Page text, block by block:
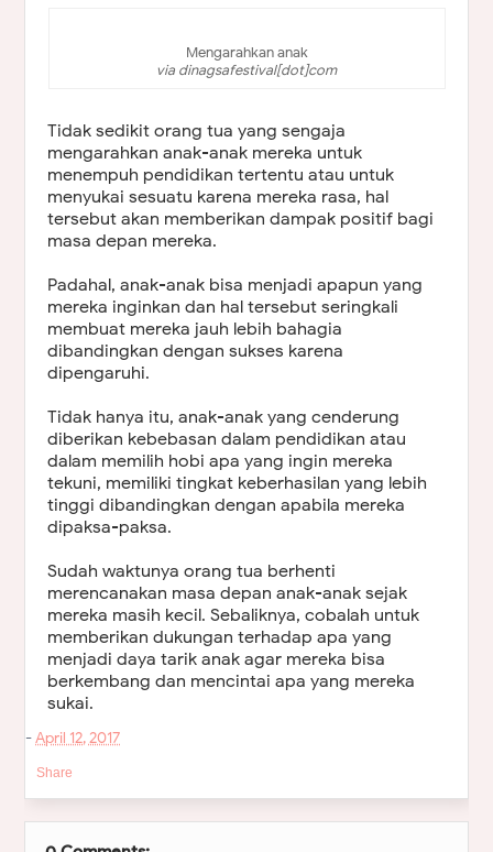
Mengarahkan anak
via dinagsafestival[dot]com
Tidak sedikit orang tua yang sengaja
mengarahkan anak-anak mereka untuk
menempuh pendidikan tertentu atau untuk
menyukai sesuatu karena mereka rasa, hal
tersebut akan memberikan dampak positif bagi
masa depan mereka.
Padahal, anak-anak bisa menjadi apapun yang
mereka inginkan dan hal tersebut seringkali
membuat mereka jauh lebih bahagia
dibandingkan dengan sukses karena
dipengaruhi.
Tidak hanya itu, anak-anak yang cenderung
diberikan kebebasan dalam pendidikan atau
dalam memilih hobi apa yang ingin mereka
tekuni, memiliki tingkat keberhasilan yang lebih
tinggi dibandingkan dengan apabila mereka
dipaksa-paksa.
Sudah waktunya orang tua berhenti
merencanakan masa depan anak-anak sejak
mereka masih kecil. Sebaliknya, cobalah untuk
memberikan dukungan terhadap apa yang
menjadi daya tarik anak agar mereka bisa
berkembang dan mencintai apa yang mereka
sukai.
-April 12, 2017
Share